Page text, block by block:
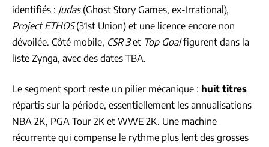
identifiés : Judas(Ghost Story Games, ex-Irrational),
Project ETHOS(31st Union) et une licence encore non
dévoilée. Côté mobile, CSR 3et Top Goalfigurent dans la
liste Zynga, avec des dates TBA.
Le segment sport reste un pilier mécanique : huit titres
répartis sur la période, essentiellement les annualisations
NBA 2K, PGA Tour 2K et WWE 2K. Une machine
récurrente qui compense le rythme plus lent des grosses